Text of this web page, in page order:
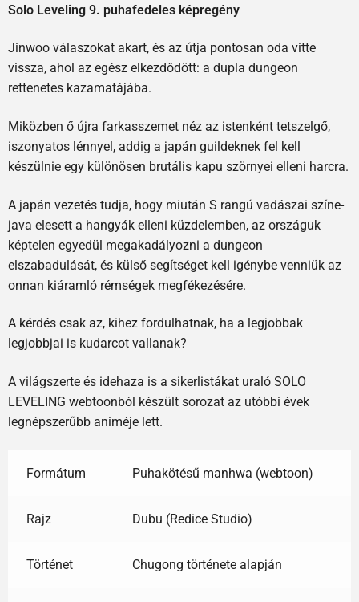
Solo Leveling 9. puhafedeles képregény
Jinwoo válaszokat akart, és az útja pontosan oda vitte
vissza, ahol az egész elkezdődött: a dupla dungeon
rettenetes kazamatájába.
Miközben ő újra farkasszemet néz az istenként tetszelgő,
iszonyatos lénnyel, addig a japán guildeknek fel kell
készülnie egy különösen brutális kapu szörnyei elleni harcra.
A japán vezetés tudja, hogy miután S rangú vadászai színe-
java elesett a hangyák elleni küzdelemben, az országuk
képtelen egyedül megakadályozni a dungeon
elszabadulását, és külső segítséget kell igénybe venniük az
onnan kiáramló rémségek megfékezésére.
A kérdés csak az, kihez fordulhatnak, ha a legjobbak
legjobbjai is kudarcot vallanak?
A világszerte és idehaza is a sikerlistákat uraló SOLO
LEVELING webtoonból készült sorozat az utóbbi évek
legnépszerűbb animéje lett.
Formátum Puhakötésű manhwa (webtoon)
Rajz Dubu (Redice Studio)
Történet Chugong története alapján